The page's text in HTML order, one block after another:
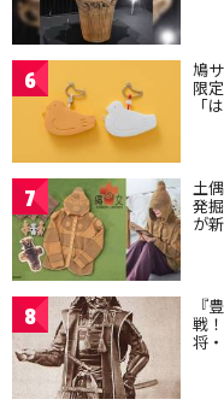
6 鳩
限
「
7 土
発
が
8 『
戦
将